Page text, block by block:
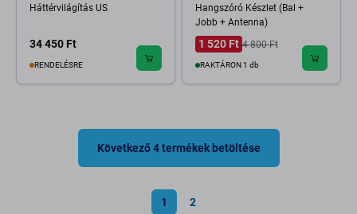
Háttérvilágítás US
34 450 Ft
RENDELÉSRE
Hangszóró Készlet (Bal +
Jobb + Antenna)
1 520 Ft 4 800 Ft
RAKTÁRON 1 db
Következő 4 termékek betöltése
1 2